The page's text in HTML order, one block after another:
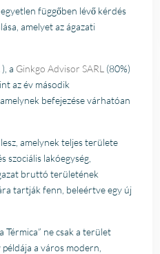
függőben lévő kérdés
amelyet az ágazati
), a Ginkgo Advisor SARL (80%)
az év második
befejezése várhatóan
amelynek teljes területe
lakóegység,
bruttó területének
tartják fenn, beleértve egy új
Térmica” ne csak a terület
a város modern,
mijn droomhuis
Zelfs toen ik niet in
was, verliep de
probleemloos. Alles
perfect, alleen maar lof!